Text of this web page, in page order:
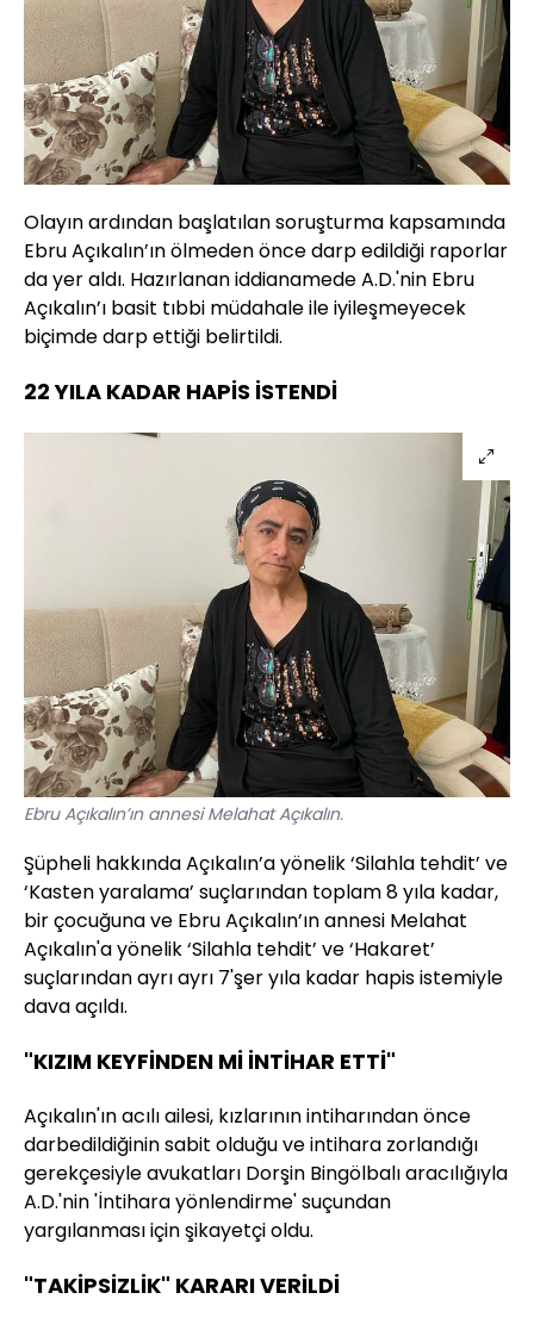
Olayın ardından başlatılan soruşturma kapsamında
Ebru Açıkalın’ın ölmeden önce darp edildiği raporlar
da yer aldı. Hazırlanan iddianamede A.D.'nin Ebru
Açıkalın’ı basit tıbbi müdahale ile iyileşmeyecek
biçimde darp ettiği belirtildi.
22 YILA KADAR HAPİS İSTENDİ
Ebru Açıkalın’ın annesi Melahat Açıkalın.
Şüpheli hakkında Açıkalın’a yönelik ‘Silahla tehdit’ ve
‘Kasten yaralama’ suçlarından toplam 8 yıla kadar,
bir çocuğuna ve Ebru Açıkalın’ın annesi Melahat
Açıkalın'a yönelik ‘Silahla tehdit’ ve ‘Hakaret’
suçlarından ayrı ayrı 7'şer yıla kadar hapis istemiyle
dava açıldı.
"KIZIM KEYFİNDEN Mİ İNTİHAR ETTİ"
Açıkalın'ın acılı ailesi, kızlarının intiharından önce
darbedildiğinin sabit olduğu ve intihara zorlandığı
gerekçesiyle avukatları Dorşin Bingölbalı aracılığıyla
A.D.'nin 'İntihara yönlendirme' suçundan
yargılanması için şikayetçi oldu.
"TAKİPSİZLİK" KARARI VERİLDİ